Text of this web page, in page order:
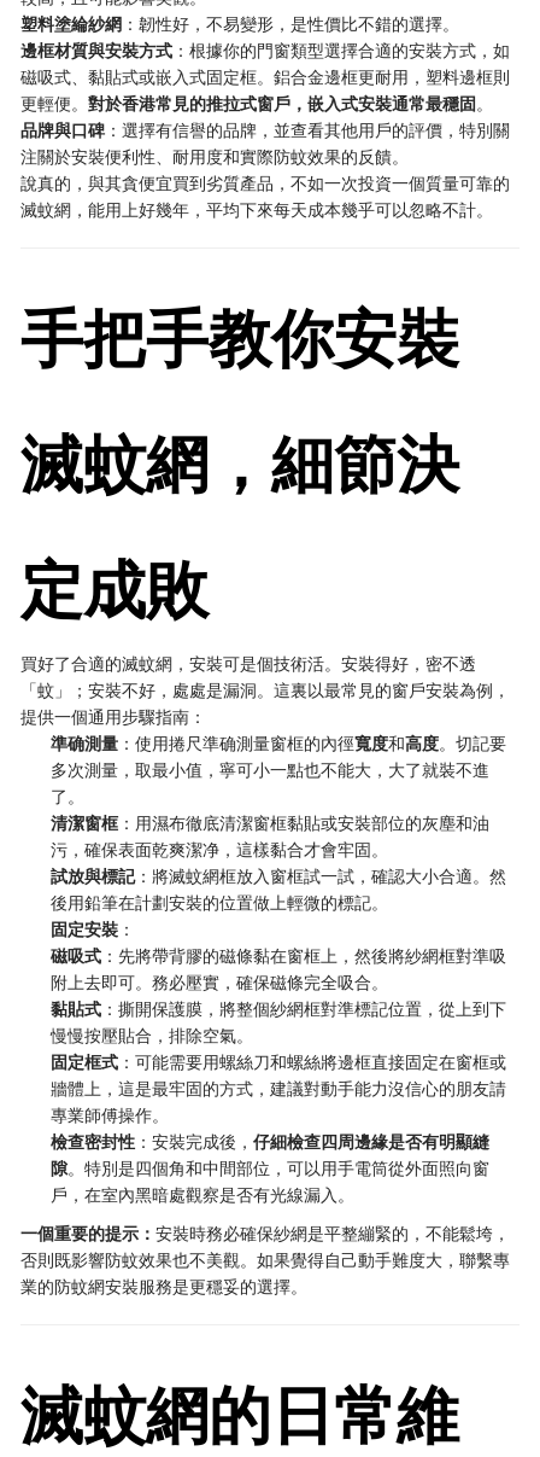
塑料塗綸紗網 ：韌性好，不易變形，是性價比不錯的選擇。
邊框材質與安裝方式 ：根據你的門窗類型選擇合適的安裝方式，如
磁吸式、黏貼式或嵌入式固定框。鋁合金邊框更耐用，塑料邊框則
更輕便。對於香港常見的推拉式窗戶，嵌入式安裝通常最穩固。
品牌與口碑 ：選擇有信譽的品牌，並查看其他用戶的評價，特別關
注關於安裝便利性、耐用度和實際防蚊效果的反饋。
說真的，與其貪便宜買到劣質產品，不如一次投資一個質量可靠的
滅蚊網，能用上好幾年，平均下來每天成本幾乎可以忽略不計。
手把手教你安裝
滅蚊網，細節決
定成敗
買好了合適的滅蚊網，安裝可是個技術活。安裝得好，密不透
「蚊」；安裝不好，處處是漏洞。這裏以最常見的窗戶安裝為例，
提供一個通用步驟指南：
準确測量 ：使用捲尺準确測量窗框的內徑寬度和高度。切記要
多次測量，取最小值，寧可小一點也不能大，大了就裝不進
了。
清潔窗框：用濕布徹底清潔窗框黏貼或安裝部位的灰塵和油
污，確保表面乾爽潔净，這樣黏合才會牢固。
試放與標記：將滅蚊網框放入窗框試一試，確認大小合適。然
後用鉛筆在計劃安裝的位置做上輕微的標記。
固定安裝 ：
磁吸式 ：先將帶背膠的磁條黏在窗框上，然後將紗網框對準吸
附上去即可。務必壓實，確保磁條完全吸合。
黏貼式 ：撕開保護膜，將整個紗網框對準標記位置，從上到下
慢慢按壓貼合，排除空氣。
固定框式 ：可能需要用螺絲刀和螺絲將邊框直接固定在窗框或
牆體上，這是最牢固的方式，建議對動手能力沒信心的朋友請
專業師傅操作。
檢查密封性 ：安裝完成後，仔細檢查四周邊緣是否有明顯縫
隙。特別是四個角和中間部位，可以用手電筒從外面照向窗
戶，在室內黑暗處觀察是否有光線漏入。
一個重要的提示：安裝時務必確保紗網是平整繃緊的，不能鬆垮，
否則既影響防蚊效果也不美觀。如果覺得自己動手難度大，聯繫專
業的防蚊網安裝服務是更穩妥的選擇。
滅蚊網的日常維